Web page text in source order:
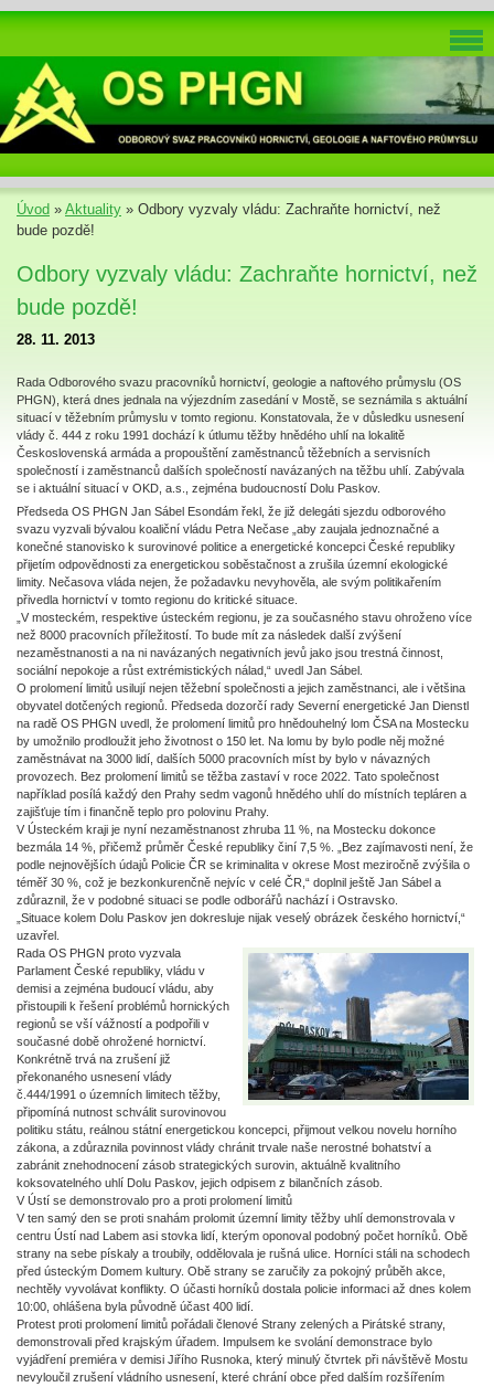
Úvod » Aktuality » Odbory vyzvaly vládu: Zachraňte hornictví, než
bude pozdě!
Odbory vyzvaly vládu: Zachraňte hornictví, než
bude pozdě!
28. 11. 2013
Rada Odborového svazu pracovníků hornictví, geologie a naftového průmyslu (OS
PHGN), která dnes jednala na výjezdním zasedání v Mostě, se seznámila s aktuální
situací v těžebním průmyslu v tomto regionu. Konstatovala, že v důsledku usnesení
vlády č. 444 z roku 1991 dochází k útlumu těžby hnědého uhlí na lokalitě
Československá armáda a propouštění zaměstnanců těžebních a servisních
společností i zaměstnanců dalších společností navázaných na těžbu uhlí. Zabývala
se i aktuální situací v OKD, a.s., zejména budoucností Dolu Paskov.
Předseda OS PHGN Jan Sábel Esondám řekl, že již delegáti sjezdu odborového
svazu vyzvali bývalou koaliční vládu Petra Nečase „aby zaujala jednoznačné a
konečné stanovisko k surovinové politice a energetické koncepci České republiky
přijetím odpovědnosti za energetickou soběstačnost a zrušila územní ekologické
limity. Nečasova vláda nejen, že požadavku nevyhověla, ale svým politikařením
přivedla hornictví v tomto regionu do kritické situace.
„V mosteckém, respektive ústeckém regionu, je za současného stavu ohroženo více
než 8000 pracovních příležitostí. To bude mít za následek další zvýšení
nezaměstnanosti a na ni navázaných negativních jevů jako jsou trestná činnost,
sociální nepokoje a růst extrémistických nálad,“ uvedl Jan Sábel.
O prolomení limitů usilují nejen těžební společnosti a jejich zaměstnanci, ale i většina
obyvatel dotčených regionů. Předseda dozorčí rady Severní energetické Jan Dienstl
na radě OS PHGN uvedl, že prolomení limitů pro hnědouhelný lom ČSA na Mostecku
by umožnilo prodloužit jeho životnost o 150 let. Na lomu by bylo podle něj možné
zaměstnávat na 3000 lidí, dalších 5000 pracovních míst by bylo v návazných
provozech. Bez prolomení limitů se těžba zastaví v roce 2022. Tato společnost
například posílá každý den Prahy sedm vagonů hnědého uhlí do místních tepláren a
zajišťuje tím i finančně teplo pro polovinu Prahy.
V Ústeckém kraji je nyní nezaměstnanost zhruba 11 %, na Mostecku dokonce
bezmála 14 %, přičemž průměr České republiky činí 7,5 %. „Bez zajímavosti není, že
podle nejnovějších údajů Policie ČR se kriminalita v okrese Most meziročně zvýšila o
téměř 30 %, což je bezkonkurenčně nejvíc v celé ČR,“ doplnil ještě Jan Sábel a
zdůraznil, že v podobné situaci se podle odborářů nachází i Ostravsko.
„Situace kolem Dolu Paskov jen dokresluje nijak veselý obrázek českého hornictví,“
uzavřel.
Rada OS PHGN proto vyzvala
Parlament České republiky, vládu v
demisi a zejména budoucí vládu, aby
přistoupili k řešení problémů hornických
regionů se vší vážností a podpořili v
současné době ohrožené hornictví.
Konkrétně trvá na zrušení již
překonaného usnesení vlády
č.444/1991 o územních limitech těžby,
připomíná nutnost schválit surovinovou
politiku státu, reálnou státní energetickou koncepci, přijmout velkou novelu horního
zákona, a zdůraznila povinnost vlády chránit trvale naše nerostné bohatství a
zabránit znehodnocení zásob strategických surovin, aktuálně kvalitního
koksovatelného uhlí Dolu Paskov, jejich odpisem z bilančních zásob.
V Ústí se demonstrovalo pro a proti prolomení limitů
V ten samý den se proti snahám prolomit územní limity těžby uhlí demonstrovala v
centru Ústí nad Labem asi stovka lidí, kterým oponoval podobný počet horníků. Obě
strany na sebe pískaly a troubily, oddělovala je rušná ulice. Horníci stáli na schodech
před ústeckým Domem kultury. Obě strany se zaručily za pokojný průběh akce,
nechtěly vyvolávat konflikty. O účasti horníků dostala policie informaci až dnes kolem
10:00, ohlášena byla původně účast 400 lidí.
Protest proti prolomení limitů pořádali členové Strany zelených a Pirátské strany,
demonstrovali před krajským úřadem. Impulsem ke svolání demonstrace bylo
vyjádření premiéra v demisi Jiřího Rusnoka, který minulý čtvrtek při návštěvě Mostu
nevyloučil zrušení vládního usnesení, které chrání obce před dalším rozšířením